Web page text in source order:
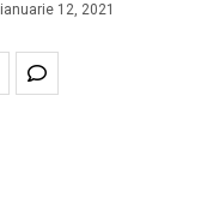
ianuarie 12, 2021